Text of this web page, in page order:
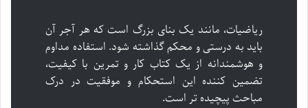
ریاضیات، مانند یک بنای بزرگ است که هر آجر آن
باید به درستی و محکم گذاشته شود. استفاده مداوم
و هوشمندانه از یک کتاب کار و تمرین با کیفیت،
تضمین کننده این استحکام و موفقیت در درک
مباحث پیچیده تر است.